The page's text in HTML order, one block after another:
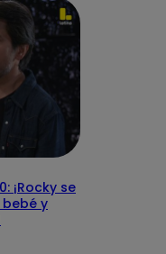
¡Rocky se
y